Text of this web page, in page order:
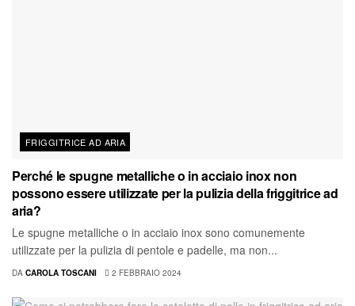
FRIGGITRICE AD ARIA
Perché le spugne metalliche o in acciaio inox non
possono essere utilizzate per la pulizia della friggitrice ad
aria?
Le spugne metalliche o in acciaio inox sono comunemente
utilizzate per la pulizia di pentole e padelle, ma non...
DA CAROLA TOSCANI 2 FEBBRAIO 2024